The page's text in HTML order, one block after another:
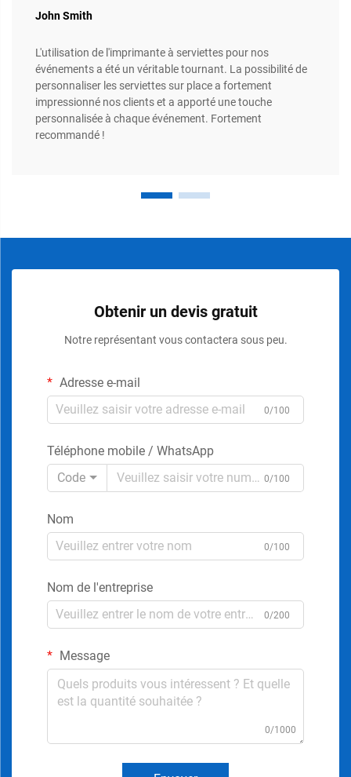
John Smith
L'utilisation de l'imprimante à serviettes pour nos
événements a été un véritable tournant. La possibilité de
personnaliser les serviettes sur place a fortement
impressionné nos clients et a apporté une touche
personnalisée à chaque événement. Fortement
recommandé !
Obtenir un devis gratuit
Notre représentant vous contactera sous peu.
Adresse e-mail
0/100
Téléphone mobile / WhatsApp
Code
0/100
Nom
0/100
Nom de l'entreprise
0/200
Message
0/1000